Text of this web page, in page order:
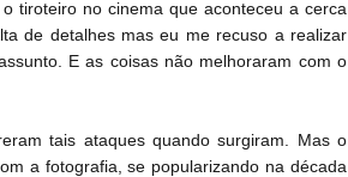
tiroteiro no cinema que aconteceu a cerca
de detalhes mas eu me recuso a realizar
E as coisas não melhoraram com o
tais ataques quando surgiram. Mas o
a fotografia, se popularizando na década